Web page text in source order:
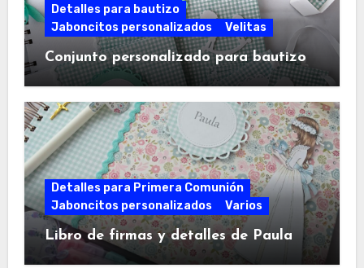
Detalles para bautizo
Jaboncitos personalizados
Velitas
Conjunto personalizado para bautizo
Detalles para Primera Comunión
Jaboncitos personalizados
Varios
Libro de firmas y detalles de Paula